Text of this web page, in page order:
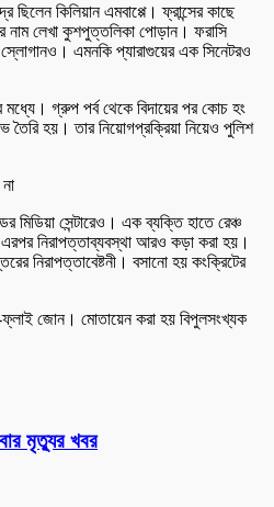
কিলিয়ান এমবাপ্পে। ফ্রান্সের কাছে
নাম লেখা কুশপুত্তলিকা পোড়ান। ফরাসি
স্লোগানও। এমনকি প্যারাগুয়ের এক সিনেটরও
মধ্যে। গ্রুপ পর্ব থেকে বিদায়ের পর কোচ হং
তৈরি হয়। তার নিয়োগপ্রক্রিয়া নিয়েও পুলিশ
মিডিয়া সেন্টারেও। এক ব্যক্তি হাতে রেঞ্চ
নিরাপত্তাব্যবস্থা আরও কড়া করা হয়।
নিরাপত্তাবেষ্টনী। বসানো হয় কংক্রিটের
ফ্লাই জোন। মোতায়েন করা হয় বিপুলসংখ্যক
মৃত্যুর খবর